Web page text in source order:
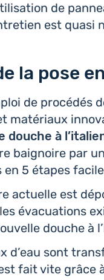
de
est quasi
la pose
de pro­cé­dés
maté­riaux
douche à
bai­gnoire par
5 étapes
actuelle est
éva­cua­tions
douche à
d’eau sont
fait vite grâce